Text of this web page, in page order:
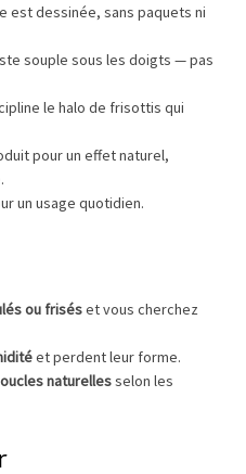
est dessinée, sans paquets ni
souple sous les doigts — pas
le halo de frisottis qui
pour un effet naturel,
un usage quotidien.
ou friséset vous cherchez
et perdent leur forme.
naturellesselon les